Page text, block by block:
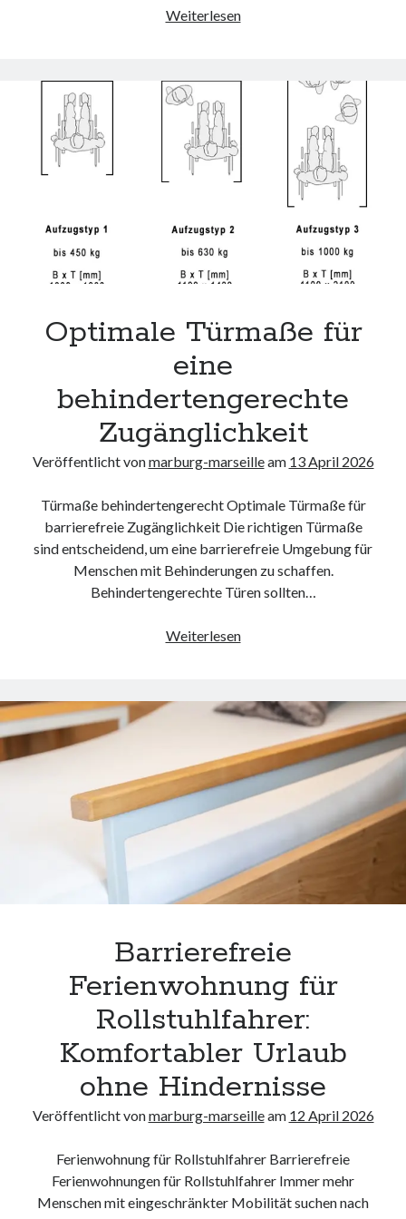
WeiterlesenBarrierefreiheit
Eine
Inklusion
Optimale Türmaße für
eine
behindertengerechte
Zugänglichkeit
Veröffentlicht vonmarburg-marseilleam 13 April 2026
Türmaße behindertengerecht Optimale Türmaße für
barrierefreie Zugänglichkeit Die richtigen Türmaße
sind entscheidend, um eine barrierefreie Umgebung für
Menschen mit Behinderungen zu schaffen.
Behindertengerechte Türen sollten…
WeiterlesenOptimale
eine
behindertengerechte
Zugänglichkeit
Barrierefreie
Ferienwohnung für
Rollstuhlfahrer:
Komfortabler Urlaub
ohne Hindernisse
Veröffentlicht vonmarburg-marseilleam 12 April 2026
Ferienwohnung für Rollstuhlfahrer Barrierefreie
Ferienwohnungen für Rollstuhlfahrer Immer mehr
Menschen mit eingeschränkter Mobilität suchen nach